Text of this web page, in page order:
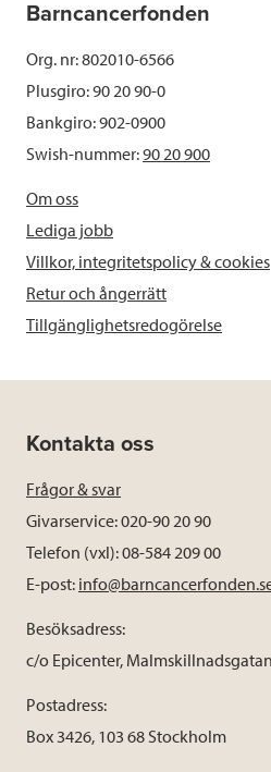
Barncancerfonden
Org. nr: 802010-6566
Plusgiro: 90 20 90-0
Bankgiro: 902-0900
Swish-nummer:90 20 900
Om oss
Lediga jobb
Villkor, integritetspolicy & cookies
Retur och ångerrätt
Tillgänglighetsredogörelse
Kontakta oss
Frågor & svar
Givarservice: 020-90 20 90
Telefon (vxl): 08-584 209 00
E-post:
Besöksadress:
c/o Epicenter,
Postadress:
Box 3426, 103 68 Stockholm